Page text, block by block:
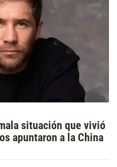
situación que vivió
apuntaron a la China